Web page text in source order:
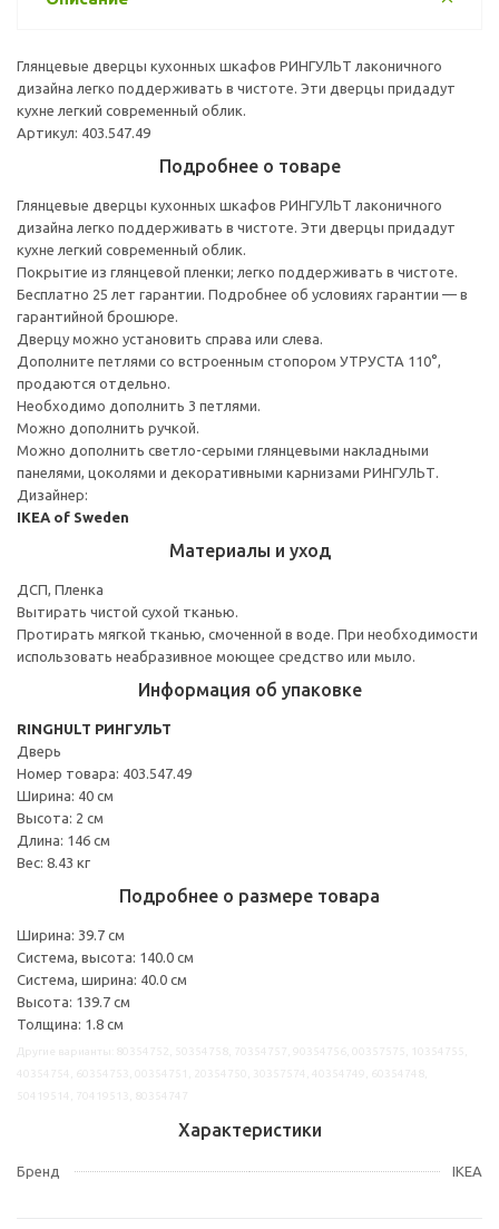
Глянцевые дверцы кухонных шкафов РИНГУЛЬТ лаконичного
дизайна легко поддерживать в чистоте. Эти дверцы придадут
кухне легкий современный облик.
Артикул: 403.547.49
Подробнее о товаре
Глянцевые дверцы кухонных шкафов РИНГУЛЬТ лаконичного
дизайна легко поддерживать в чистоте. Эти дверцы придадут
кухне легкий современный облик.
Покрытие из глянцевой пленки; легко поддерживать в чистоте.
Бесплатно 25 лет гарантии. Подробнее об условиях гарантии — в
гарантийной брошюре.
Дверцу можно установить справа или слева.
Дополните петлями со встроенным стопором УТРУСТА 110°,
продаются отдельно.
Необходимо дополнить 3 петлями.
Можно дополнить ручкой.
Можно дополнить светло-серыми глянцевыми накладными
панелями, цоколями и декоративными карнизами РИНГУЛЬТ.
Дизайнер:
IKEA of Sweden
Материалы и уход
ДСП, Пленка
Вытирать чистой сухой тканью.
Протирать мягкой тканью, смоченной в воде. При необходимости
использовать неабразивное моющее средство или мыло.
Информация об упаковке
RINGHULT РИНГУЛЬТ
Дверь
Номер товара: 403.547.49
Ширина: 40 см
Высота: 2 см
Длина: 146 см
Вес: 8.43 кг
Подробнее о размере товара
Ширина: 39.7 см
Система, высота: 140.0 см
Система, ширина: 40.0 см
Высота: 139.7 см
Толщина: 1.8 см
Характеристики
Бренд IKEA